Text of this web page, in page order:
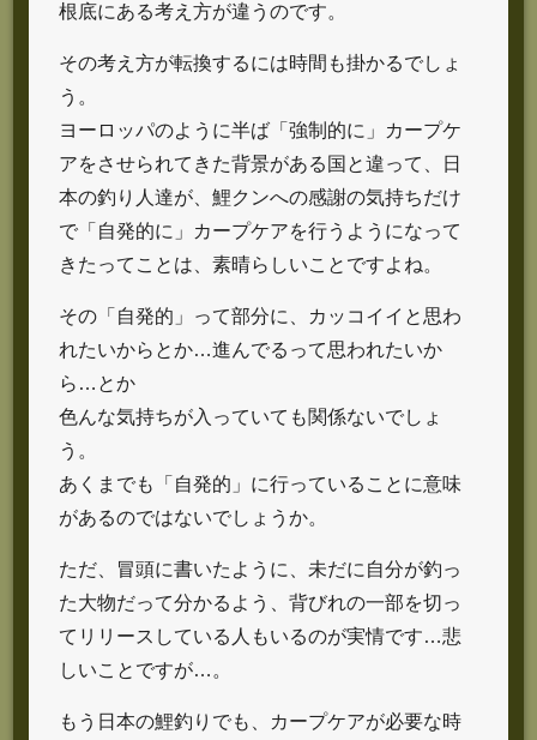
根底にある考え方が違うのです。
その考え方が転換するには時間も掛かるでしょ
う。
ヨーロッパのように半ば「強制的に」カープケ
アをさせられてきた背景がある国と違って、日
本の釣り人達が、鯉クンへの感謝の気持ちだけ
で「自発的に」カープケアを行うようになって
きたってことは、素晴らしいことですよね。
その「自発的」って部分に、カッコイイと思わ
れたいからとか…進んでるって思われたいか
ら…とか
色んな気持ちが入っていても関係ないでしょ
う。
あくまでも「自発的」に行っていることに意味
があるのではないでしょうか。
ただ、冒頭に書いたように、未だに自分が釣っ
た大物だって分かるよう、背びれの一部を切っ
てリリースしている人もいるのが実情です…悲
しいことですが…。
もう日本の鯉釣りでも、カープケアが必要な時